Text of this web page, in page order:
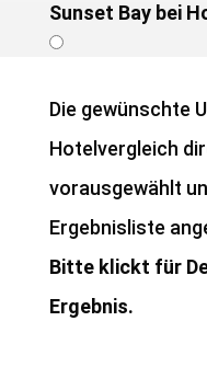
Sunset Bay bei
Die gewünschte
Hotelvergleich
vorausgewählt
Ergebnisliste
Bitte klickt für
Ergebnis.